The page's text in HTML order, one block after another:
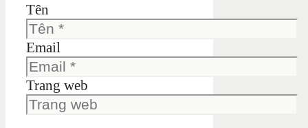
Tên
Email
Trang web